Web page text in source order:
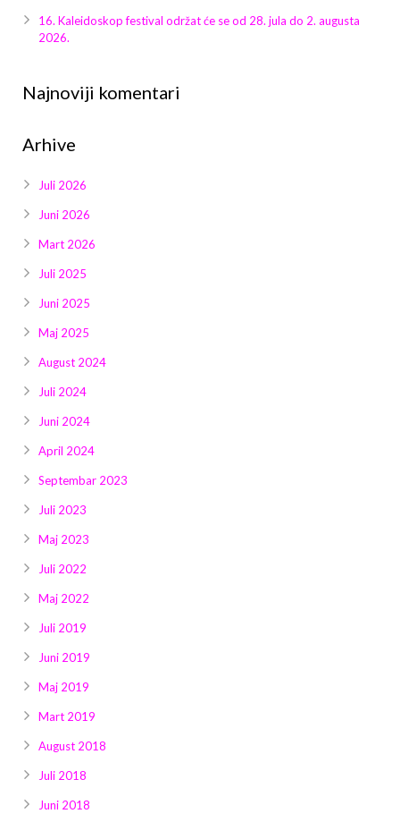
16. Kaleidoskop festival održat će se od 28. jula do 2. augusta
2026.
Najnoviji komentari
Arhive
Juli 2026
Juni 2026
Mart 2026
Juli 2025
Juni 2025
Maj 2025
August 2024
Juli 2024
Juni 2024
April 2024
Septembar 2023
Juli 2023
Maj 2023
Juli 2022
Maj 2022
Juli 2019
Juni 2019
Maj 2019
Mart 2019
August 2018
Juli 2018
Juni 2018